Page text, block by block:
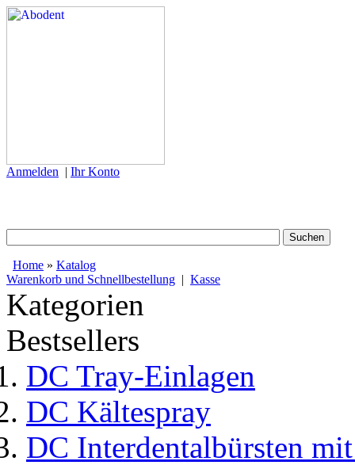
Anmelden | Ihr Konto
Home » Katalog
Warenkorb und Schnellbestellung | Kasse
Kategorien
Bestsellers
DC Tray-Einlagen
DC Kältespray
DC Interdentalbürsten